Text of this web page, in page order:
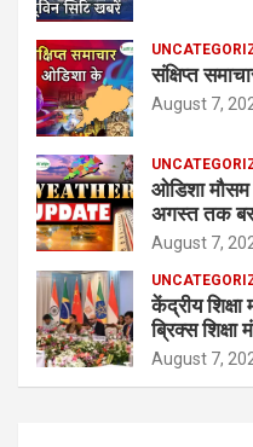
संक्षिप्त
August 7,
ओडिशा
अगस्त तक
August 7,
केंद्रीय
ब्रिक्स
August 7,